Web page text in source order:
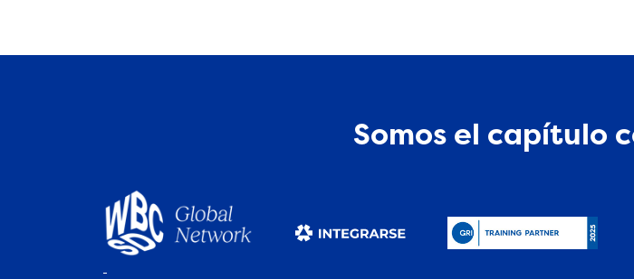
Somos el capítulo